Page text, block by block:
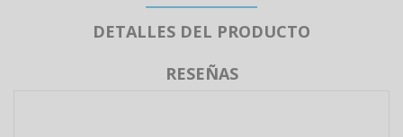
DETALLES DEL PRODUCTO
RESEÑAS